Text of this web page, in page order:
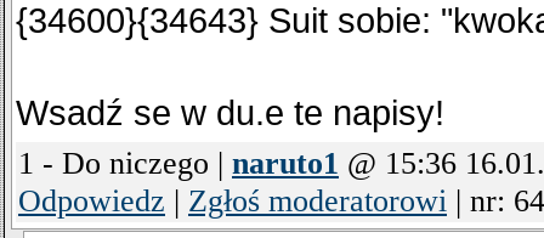
{34600}{34643} Suit sobie:
Wsadź se w du.e te napisy!
1 - Do niczego | naruto1 @ 15:36
Odpowiedz | Zgłoś moderatorowi | nr: